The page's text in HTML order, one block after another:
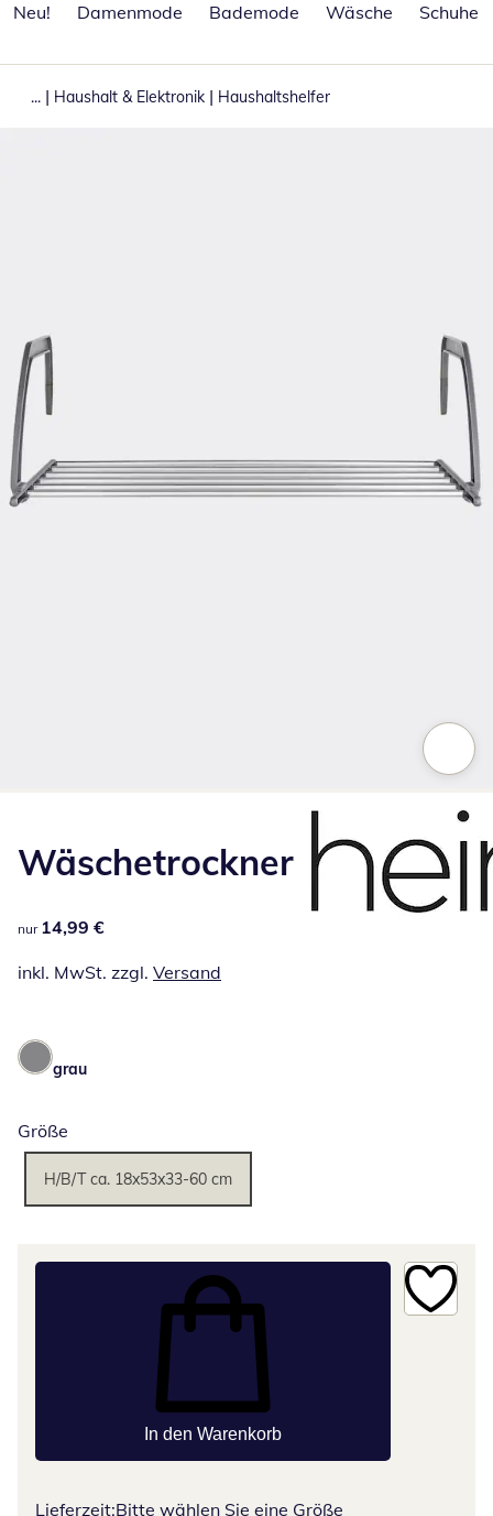
Neu!
Damenmode Bademode Wäsche Schuhe
... | Haushalt & Elektronik | Haushaltshelfer
Wäschetrockner
14,99 €
nur 14,99 €
inkl. MwSt. zzgl. Versand
grau
Größe
H/B/T ca. 18x53x33-60 cm
In den Warenkorb
Lieferzeit:Bitte wählen Sie eine Größe